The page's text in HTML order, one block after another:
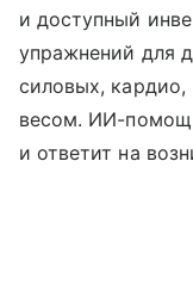
и доступный
упражнений для
силовых, кардио,
весом. ИИ-
и ответит на